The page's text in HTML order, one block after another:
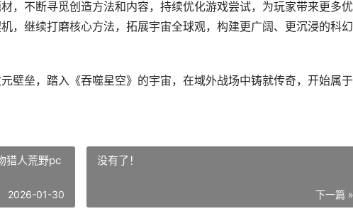
，不断寻觅创造方法和内容，持续优化游戏尝试，为玩家带来更多
，继续打磨核心方法，拓展宇宙全球观，构建更广阔、更沉浸的科
壁垒，踏入《吞噬星空》的宇宙，在域外战场中铸就传奇，开始属
猎人荒野pc
2026-01-30
没有了！
下一篇 »